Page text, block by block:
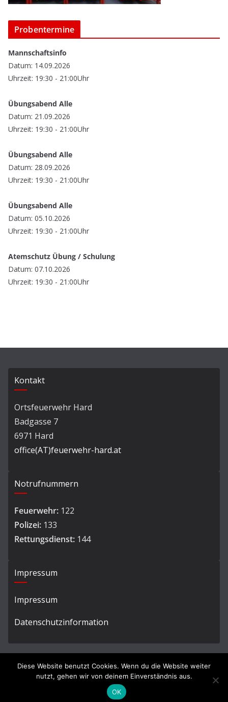
Probentermine
Mannschaftsinfo
Datum: 14.09.2026
Uhrzeit: 19:30 - 21:00Uhr
Übungsabend Alle
Datum: 21.09.2026
Uhrzeit: 19:30 - 21:00Uhr
Übungsabend Alle
Datum: 28.09.2026
Uhrzeit: 19:30 - 21:00Uhr
Übungsabend Alle
Datum: 05.10.2026
Uhrzeit: 19:30 - 21:00Uhr
Atemschutz Übung / Schulung
Datum: 07.10.2026
Uhrzeit: 19:30 - 21:00Uhr
Kontakt
Ortsfeuerwehr Hard
Badgasse 7
6971 Hard
office(AT)feuerwehr-hard.at
Notrufnummern
Feuerwehr: 122
Polizei: 133
Rettungsdienst: 144
Impressum
Impressum
Datenschutzinformation
Ortsfeuerwehr Hard
Diese Website benutzt Cookies. Wenn du die Website weiter
nutzt, gehen wir von deinem Einverständnis aus.
OK